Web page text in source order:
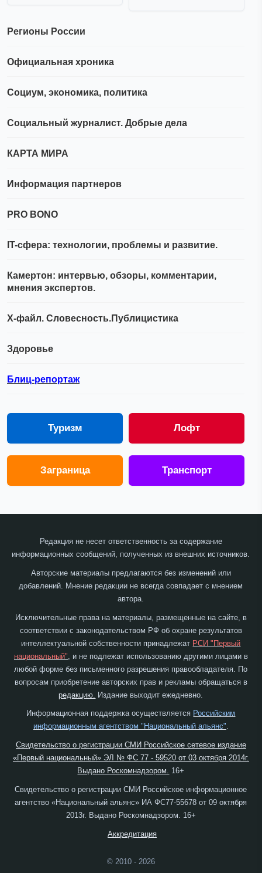
Регионы России
Официальная хроника
Социум, экономика, политика
Социальный журналист. Добрые дела
КАРТА МИРА
Информация партнеров
PRO BONO
IT-сфера: технологии, проблемы и развитие.
Камертон: интервью, обзоры, комментарии,
мнения экспертов.
Х-файл. Словесность.Публицистика
Здоровье
Блиц-репортаж
Туризм Лофт
Заграница Транспорт
Редакция не несет ответственность за содержание
информационных сообщений, полученных из внешних источников.
Авторские материалы предлагаются без изменений или
добавлений. Мнение редакции не всегда совпадает с мнением
автора.
Исключительные права на материалы, размещенные на сайте, в
соответствии с законодательством РФ об охране результатов
интеллектуальной собственности принадлежат РСИ "Первый
национальный" , и не подлежат использованию другими лицами в
любой форме без письменного разрешения правообладателя. По
вопросам приобретение авторских прав и рекламы обращаться в
редакцию. Издание выходит ежедневно.
Информационная поддержка осуществляется Российским
информационным агентством "Национальный альянс".
Свидетельство о регистрации СМИ Российское сетевое издание
«Первый национальный» ЭЛ № ФС 77 - 59520 от 03 октября 2014г.
Выдано Роскомнадзором. 16+
Свидетельство о регистрации СМИ Российское информационное
агентство «Национальный альянс» ИА ФС77-55678 от 09 октября
2013г. Выдано Роскомнадзором. 16+
Аккредитация
© 2010 - 2026